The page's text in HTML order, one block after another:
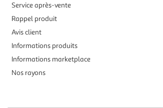
Service après-vente
Rappel produit
Avis client
Informations produits
Informations marketplace
Nos rayons